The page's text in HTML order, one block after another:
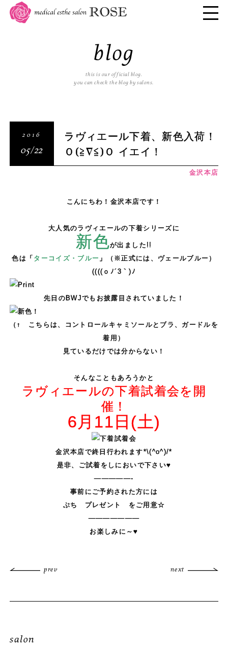
blog
this is our official blog.
you can check the blog by salons.
2016
05/22
ラヴィエール下着、新色入荷！
Ｏ(≧∇≦)Ｏ イエイ！
金沢本店
こんにちわ！金沢本店です！
大人気のラヴィエールの下着シリーズに
新色が出ました!!
色は「 ターコイズ・ブルー 」（※正式には、ヴェールブルー）
((((ｏﾉ´3｀)ﾉ
先日のBWJでもお披露目されていました！
（↑ こちらは、コントロールキャミソールとブラ、ガードルを
着用）
見ているだけでは分からない！
そんなこともあろうかと
ラヴィエールの下着試着会を開
催！
6月11日(土)
金沢本店で終日行われます*\(^o^)/*
是非、ご試着をしにおいで下さい♥
—————-
事前にご予約された方には
ぷち プレゼント をご用意☆
———————
お楽しみに～♥
prev next
salon